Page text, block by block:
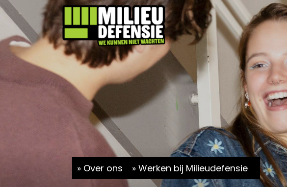
Over ons Werken bij Milieudefensie